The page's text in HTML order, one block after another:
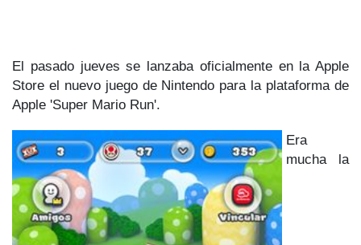
El pasado jueves se lanzaba oficialmente en la Apple
Store el nuevo juego de Nintendo para la plataforma de
Apple 'Super Mario Run'.
Era
mucha la